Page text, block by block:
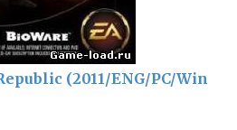
(2011/ENG/PC/Win